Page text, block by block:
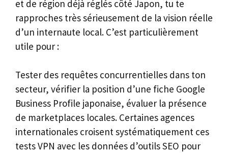
et de région déjà réglés côté Japon, tu te
rapproches très sérieusement de la vision réelle
d’un internaute local. C’est particulièrement
utile pour :
Tester des requêtes concurrentielles dans ton
secteur, vérifier la position d’une fiche Google
Business Profile japonaise, évaluer la présence
de marketplaces locales. Certaines agences
internationales croisent systématiquement ces
tests VPN avec les données d’outils SEO pour